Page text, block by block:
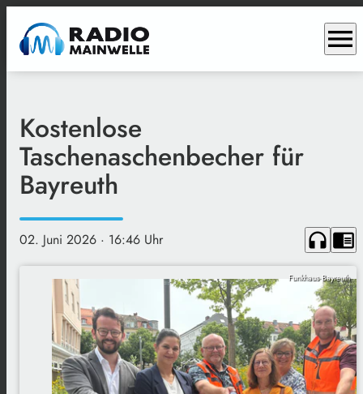
menu
Kostenlose
Taschenaschenbecher für
Bayreuth
02. Juni 2026 · 16:46 Uhr headphones chrome_reader_mode
Funkhaus Bayreuth